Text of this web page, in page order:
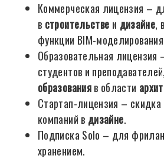
Коммерческая лицензия –
в строительстве и дизайне,
функции BIM-
Образовательная лицензия
студентов и
образованияв области
Стартап-лицензия –
компаний в дизайне.
Подписка Solo – для
хранением.